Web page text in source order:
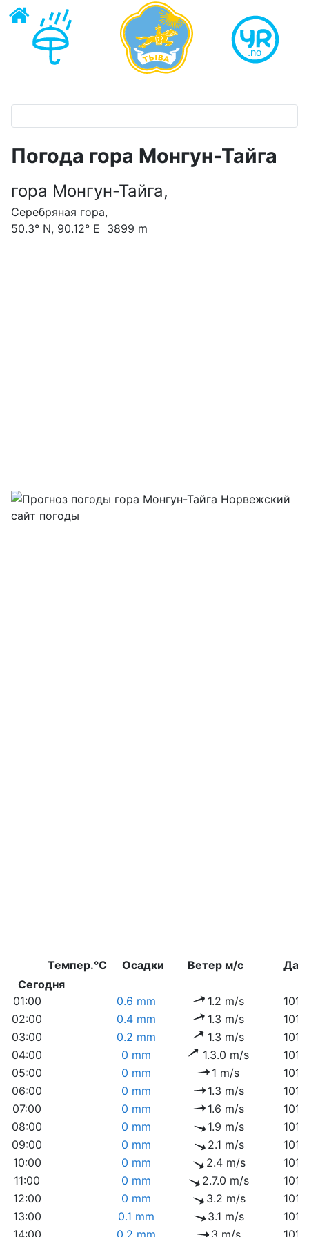
Погода гора Монгун-Тайга
гора Монгун-Тайга,
Серебряная гора,
50.3° N, 90.12° E 3899 m
Темпер.°C Осадки Ветер м/с
Сегодня
01:00
0.6 mm 1.2 m/s
02:00
0.4 mm 1.3 m/s
03:00
0.2 mm 1.3 m/s
04:00
0 mm 1.3.0 m/s
05:00
0 mm 1 m/s
06:00
0 mm 1.3 m/s
07:00
0 mm 1.6 m/s
08:00
0 mm 1.9 m/s
09:00
0 mm 2.1 m/s
10:00
0 mm 2.4 m/s
11:00
0 mm 2.7.0 m/s
12:00
0 mm 3.2 m/s
13:00
0.1 mm 3.1 m/s
14:00
0.2 mm 3 m/s